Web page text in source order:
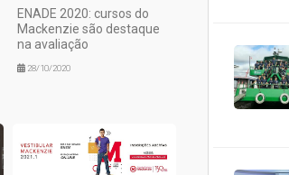
ENADE 2020: cursos do
Mackenzie são destaque
na avaliação
28/10/2020